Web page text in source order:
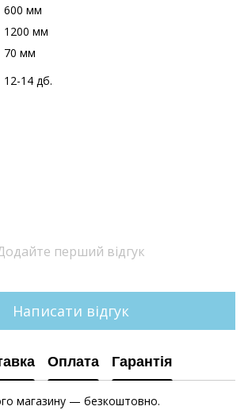
600 мм
1200 мм
70 мм
12-14 дб.
перший відгук
Написати відгук
Оплата Гарантія
магазину — безкоштовно.